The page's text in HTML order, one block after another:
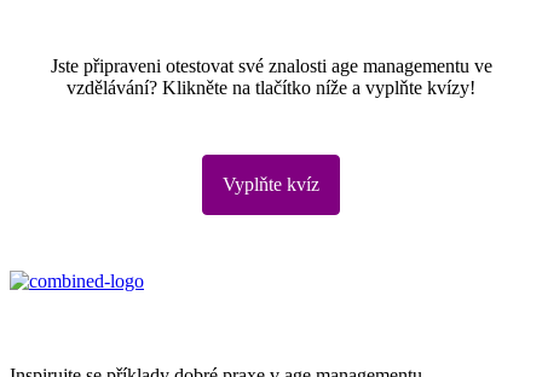
Jste připraveni otestovat své znalosti age managementu ve
vzdělávání? Klikněte na tlačítko níže a vyplňte kvízy!
Vyplňte kvíz